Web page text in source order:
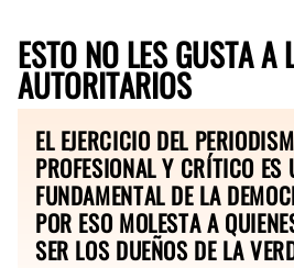
ESTO NO LES GUSTA A
AUTORITARIOS
EL EJERCICIO DEL
PROFESIONAL Y CRÍTICO ES
FUNDAMENTAL DE LA
POR ESO MOLESTA A
SER LOS DUEÑOS DE LA